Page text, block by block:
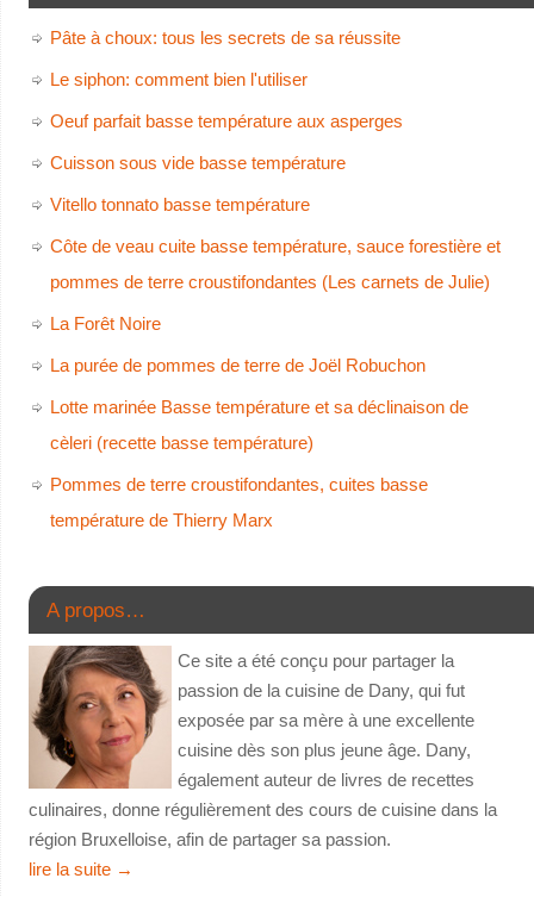
Pâte à choux: tous les secrets de sa réussite
Le siphon: comment bien l'utiliser
Oeuf parfait basse température aux asperges
Cuisson sous vide basse température
Vitello tonnato basse température
Côte de veau cuite basse température, sauce forestière et
pommes de terre croustifondantes (Les carnets de Julie)
La Forêt Noire
La purée de pommes de terre de Joël Robuchon
Lotte marinée Basse température et sa déclinaison de
cèleri (recette basse température)
Pommes de terre croustifondantes, cuites basse
température de Thierry Marx
A propos…
Ce site a été conçu pour partager la
passion de la cuisine de Dany, qui fut
exposée par sa mère à une excellente
cuisine dès son plus jeune âge. Dany,
également auteur de livres de recettes
culinaires, donne régulièrement des cours de cuisine dans la
région Bruxelloise, afin de partager sa passion.
lire la suite →